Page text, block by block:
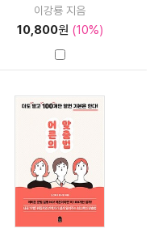
이강룡 지음
10,800원 (10%)